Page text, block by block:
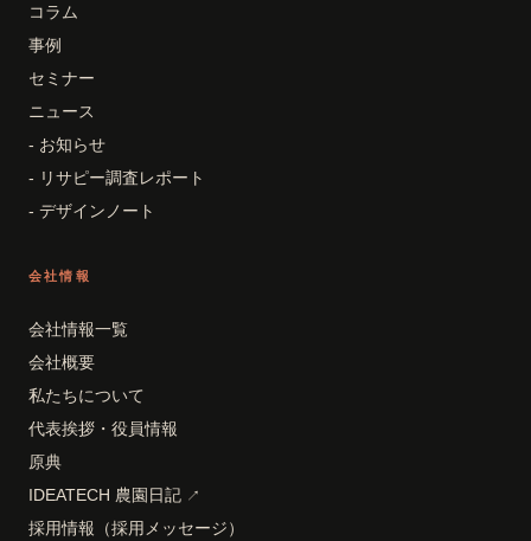
コラム
事例
セミナー
ニュース
- お知らせ
- リサピー調査レポート
- デザインノート
会社情報
会社情報一覧
会社概要
私たちについて
代表挨拶・役員情報
原典
IDEATECH 農園日記 ↗
採用情報（採用メッセージ）